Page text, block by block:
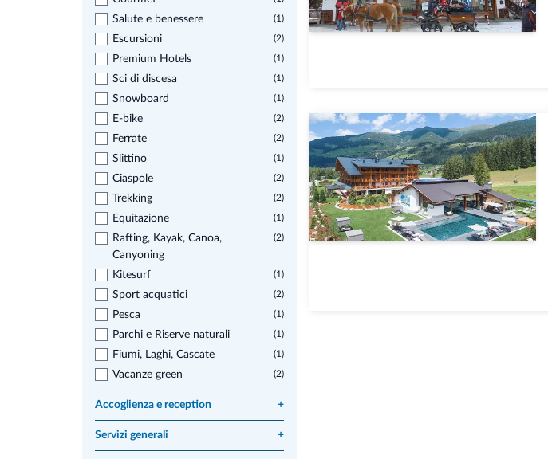
Salute e benessere (1)
Escursioni (2)
Premium Hotels (1)
Sci di discesa (1)
Snowboard (1)
E-bike (2)
Ferrate (2)
Slittino (1)
Ciaspole (2)
Trekking (2)
Equitazione (1)
Rafting, Kayak, Canoa,
Canyoning
(2)
Kitesurf (1)
Sport acquatici (2)
Pesca (1)
Parchi e Riserve naturali (1)
Fiumi, Laghi, Cascate (1)
Vacanze green (2)
Accoglienza e reception +
Servizi generali +